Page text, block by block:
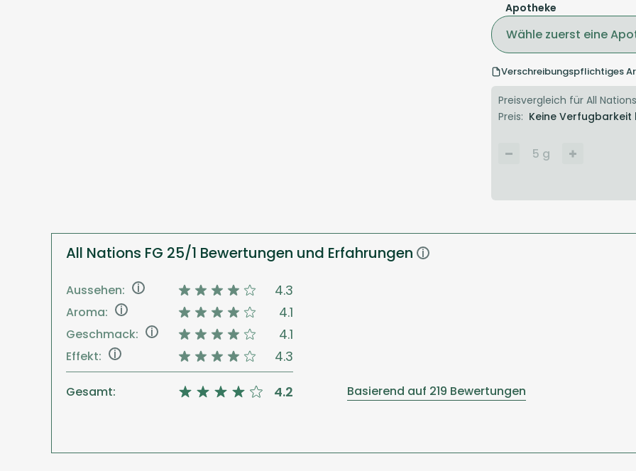
Apotheke
Wähle zuerst eine
Verschreibungspflichtiges
Preisvergleich für All
Preis: Keine
5 g
All Nations FG 25/1 Bewertungen und Erfahrungen i
Aussehen: i 4.3
Aroma: i 4.1
Geschmack: i 4.1
Effekt: i 4.3
Gesamt: 4.2 Basierend auf 219 Bewertungen